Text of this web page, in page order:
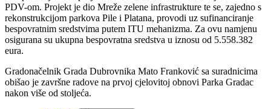
PDV-om. Projekt je dio Mreže zelene infrastrukture te se, zajedno s
rekonstrukcijom parkova Pile i Platana, provodi uz sufinanciranje
bespovratnim sredstvima putem ITU mehanizma. Za ovu namjenu
osigurana su ukupna bespovratna sredstva u iznosu od 5.558.382
eura.
Gradonačelnik Grada Dubrovnika Mato Franković sa suradnicima
obišao je završne radove na prvoj cjelovitoj obnovi Parka Gradac
nakon više od stoljeća.